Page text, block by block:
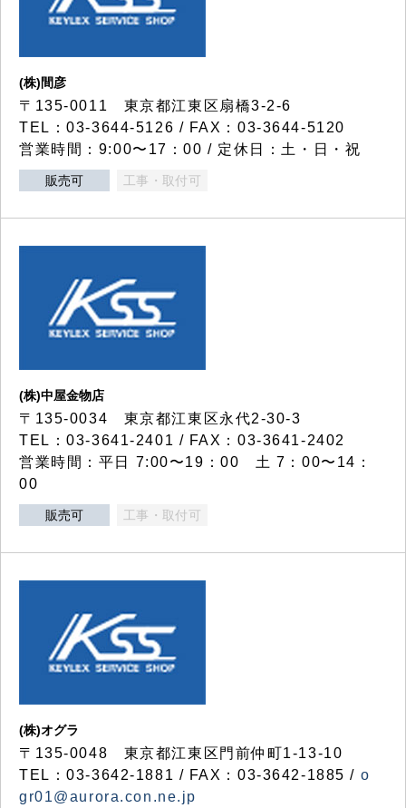
(株)間彦
〒135-0011 東京都江東区扇橋3-2-6
TEL：03-3644-5126 / FAX：03-3644-5120
営業時間：9:00〜17：00 / 定休日：土・日・祝
販売可 工事・取付可
(株)中屋金物店
〒135-0034 東京都江東区永代2-30-3
TEL：03-3641-2401 / FAX：03-3641-2402
営業時間：平日 7:00〜19：00 土 7：00〜14：
00
販売可 工事・取付可
(株)オグラ
〒135-0048 東京都江東区門前仲町1-13-10
TEL：03-3642-1881 / FAX：03-3642-1885 / o
gr01@aurora.con.ne.jp